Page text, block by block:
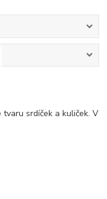
srdíček a kuliček. V